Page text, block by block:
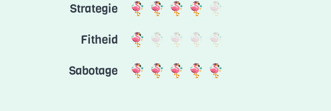
Strategie
Fitheid
Sabotage